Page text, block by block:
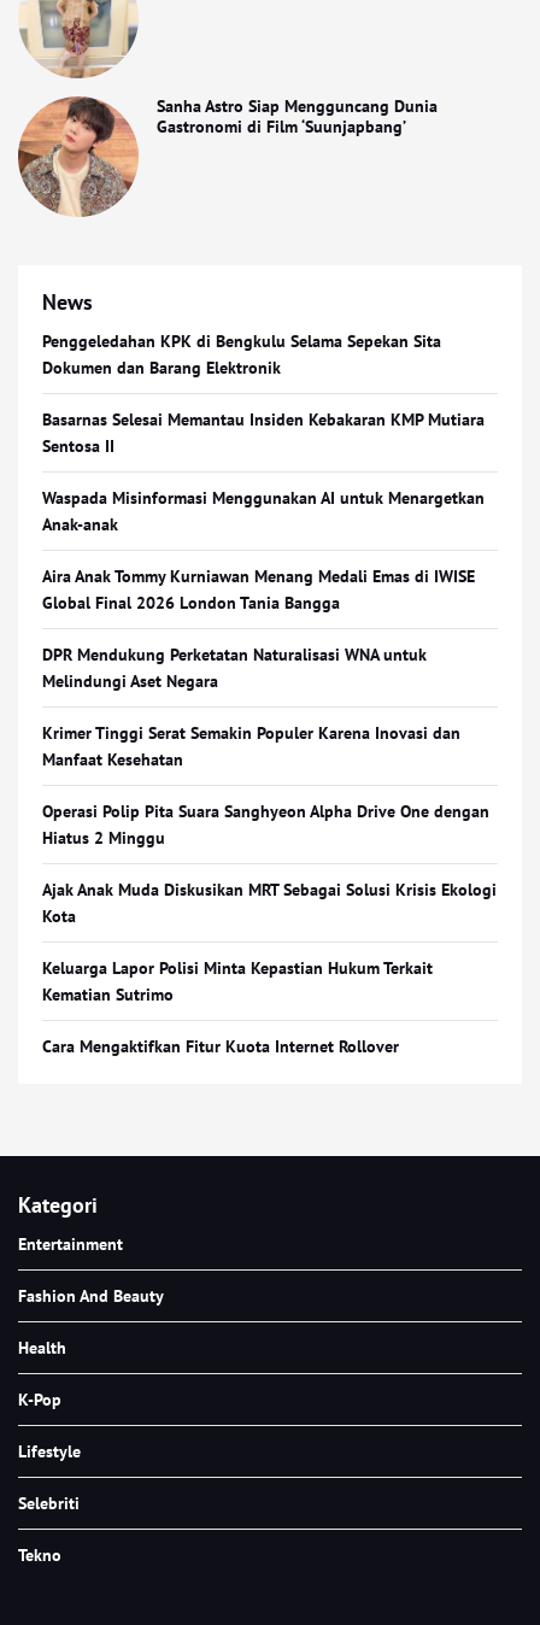
Sanha Astro Siap Mengguncang Dunia
Gastronomi di Film ‘Suunjapbang’
News
Penggeledahan KPK di Bengkulu Selama Sepekan Sita
Dokumen dan Barang Elektronik
Basarnas Selesai Memantau Insiden Kebakaran KMP Mutiara
Sentosa II
Waspada Misinformasi Menggunakan AI untuk Menargetkan
Anak-anak
Aira Anak Tommy Kurniawan Menang Medali Emas di IWISE
Global Final 2026 London Tania Bangga
DPR Mendukung Perketatan Naturalisasi WNA untuk
Melindungi Aset Negara
Krimer Tinggi Serat Semakin Populer Karena Inovasi dan
Manfaat Kesehatan
Operasi Polip Pita Suara Sanghyeon Alpha Drive One dengan
Hiatus 2 Minggu
Ajak Anak Muda Diskusikan MRT Sebagai Solusi Krisis Ekologi
Kota
Keluarga Lapor Polisi Minta Kepastian Hukum Terkait
Kematian Sutrimo
Cara Mengaktifkan Fitur Kuota Internet Rollover
Kategori
Entertainment
Fashion And Beauty
Health
K-Pop
Lifestyle
Selebriti
Tekno